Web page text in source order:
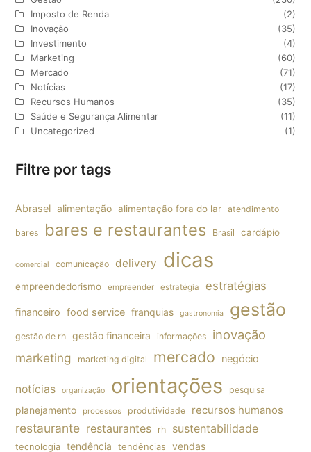
Imposto de Renda
(2)
Inovação
(35)
Investimento
(4)
Marketing
(60)
Mercado
(71)
Notícias
(17)
Recursos Humanos
(35)
Saúde e Segurança Alimentar
(11)
Uncategorized
(1)
Filtre por tags
Abrasel alimentação alimentação fora do lar atendimento
bares bares e restaurantes Brasil cardápio
comercial comunicação delivery dicas
empreendedorismo empreender estratégia estratégias
financeiro food service franquias gastronomia gestão
gestão de rh gestão financeira informações inovação
marketing marketing digital mercado negócio
notícias organização orientações pesquisa
planejamento processos produtividade recursos humanos
restaurante restaurantes rh sustentabilidade
tecnologia tendência tendências vendas